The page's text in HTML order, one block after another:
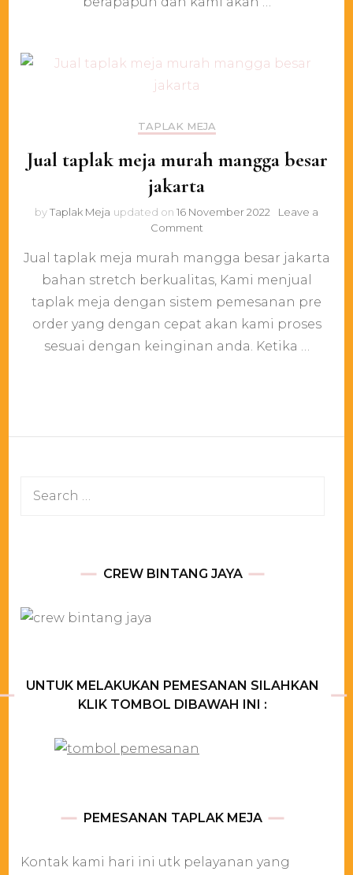
TAPLAK MEJA
Jual taplak meja murah mangga besar
jakarta
byTaplak Meja updated on 16 November 2022
Leave a
Commenton
taplak
meja
murah
mangga
besar
Jual taplak meja murah mangga besar jakarta
bahan stretch berkualitas, Kami menjual
taplak meja dengan sistem pemesanan pre
order yang dengan cepat akan kami proses
sesuai dengan keinginan anda. Ketika …
Search
CREW BINTANG JAYA
UNTUK MELAKUKAN PEMESANAN SILAHKAN
KLIK TOMBOL DIBAWAH INI :
PEMESANAN TAPLAK MEJA
Kontak kami hari ini utk pelayanan yang